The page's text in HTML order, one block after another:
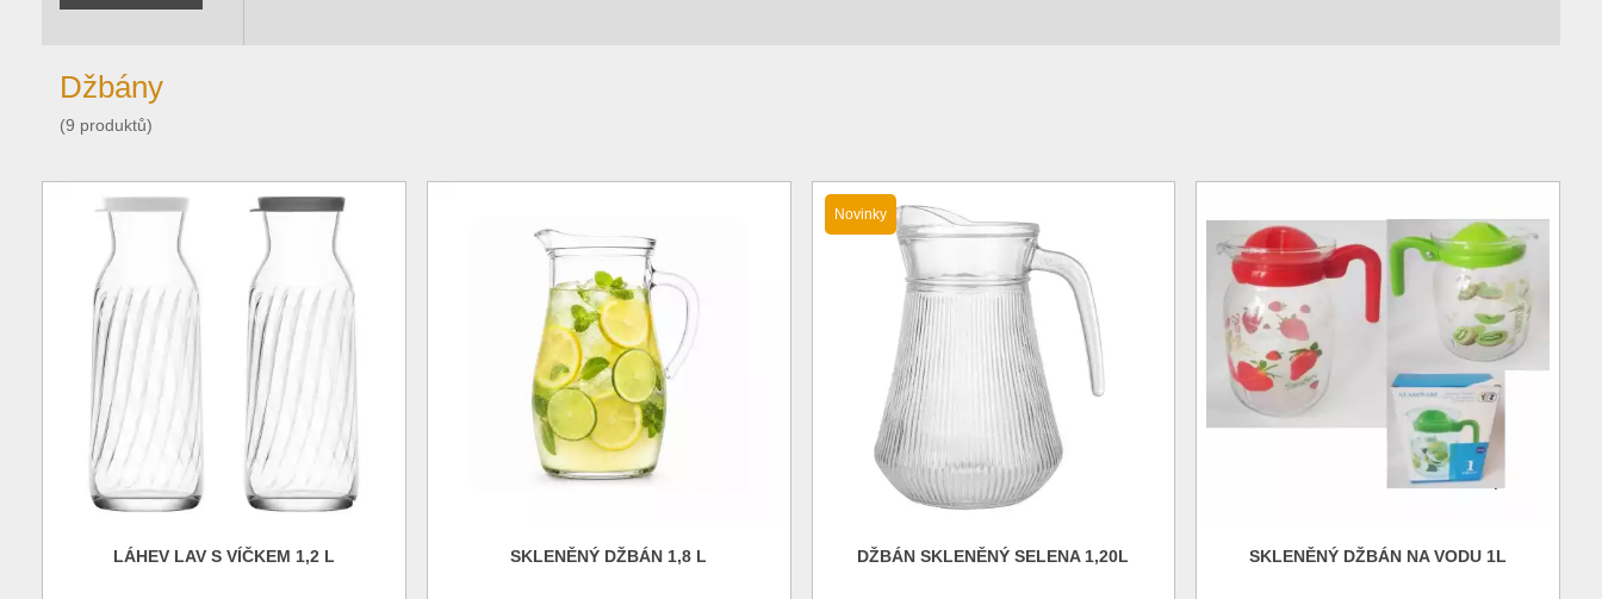
Džbány
(9 produktů)
LÁHEV LAV S VÍČKEM 1,2 L SKLENĚNÝ DŽBÁN 1,8 L
Novinky
DŽBÁN SKLENĚNÝ SELENA 1,20L SKLENĚNÝ DŽBÁN NA VODU 1L